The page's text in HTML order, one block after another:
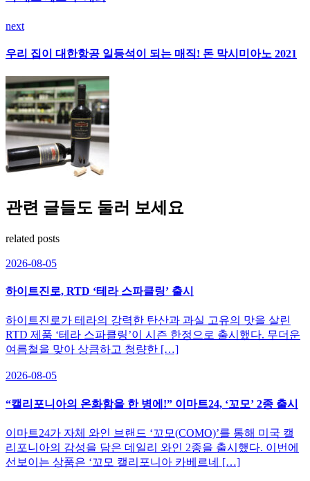
next
우리 집이 대한항공 일등석이 되는 매직! 돈 막시미아노 2021
관련 글들도 둘러 보세요
related posts
2026-08-05
하이트진로, RTD ‘테라 스파클링’ 출시
하이트진로가 테라의 강력한 탄산과 과실 고유의 맛을 살린
RTD 제품 ‘테라 스파클링’이 시즌 한정으로 출시했다. 무더운
여름철을 맞아 상큼하고 청량한 […]
2026-08-05
“캘리포니아의 온화함을 한 병에!” 이마트24, ‘꼬모’ 2종 출시
이마트24가 자체 와인 브랜드 ‘꼬모(COMO)’를 통해 미국 캘
리포니아의 감성을 담은 데일리 와인 2종을 출시했다. 이번에
선보이는 상품은 ‘꼬모 캘리포니아 카베르네 […]